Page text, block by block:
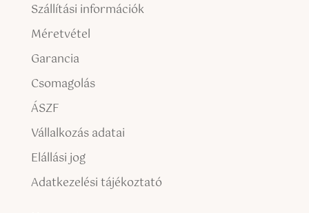
Szállítási információk
Méretvétel
Garancia
Csomagolás
ÁSZF
Vállalkozás adatai
Elállási jog
Adatkezelési tájékoztató